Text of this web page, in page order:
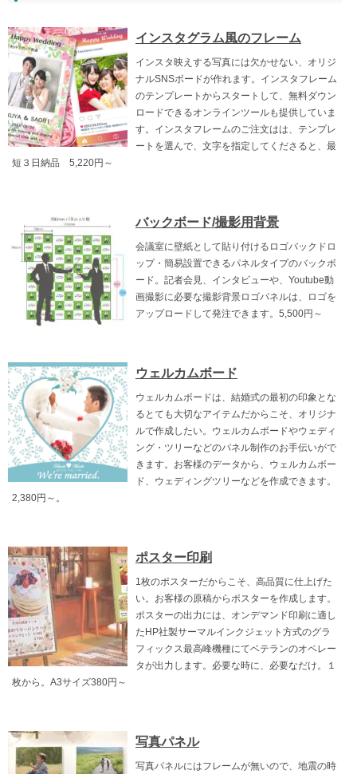
インスタグラム風のフレーム
インスタ映えする写真には欠かせない、オリジ
ナルSNSボードが作れます。インスタフレーム
のテンプレートからスタートして、無料ダウン
ロードできるオンラインツールも提供していま
す。インスタフレームのご注文はは、テンプレ
ートを選んで、文字を指定してくださると、最
短３日納品 5,220円～
バックボード/撮影用背景
会議室に壁紙として貼り付けるロゴバックドロ
ップ・簡易設置できるパネルタイプのバックボ
ード。記者会見、インタビューや、Youtube動
画撮影に必要な撮影背景ロゴパネルは、ロゴを
アップロードして発注できます。5,500円～
ウェルカムボード
ウェルカムボードは、結婚式の最初の印象とな
るとても大切なアイテムだからこそ、オリジナ
ルで作成したい。ウェルカムボードやウェディ
ング・ツリーなどのパネル制作のお手伝いがで
きます。お客様のデータから、ウェルカムボー
ド、ウェディングツリーなどを作成できます。
2,380円～。
ポスター印刷
1枚のポスターだからこそ、高品質に仕上げた
い。お客様の原稿からポスターを作成します。
ポスターの出力には、オンデマンド印刷に適し
たHP社製サーマルインクジェット方式のグラ
フィックス最高峰機種にてベテランのオペレー
タが出力します。必要な時に、必要なだけ。１
枚から。A3サイズ380円～
写真パネル
写真パネルにはフレームが無いので、地震の時